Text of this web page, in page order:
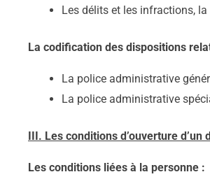
Les délits et les infractions, la
La codification des dispositions
La police administrative
La police administrative
III. Les conditions d’ouverture
Les conditions liées à la personne :